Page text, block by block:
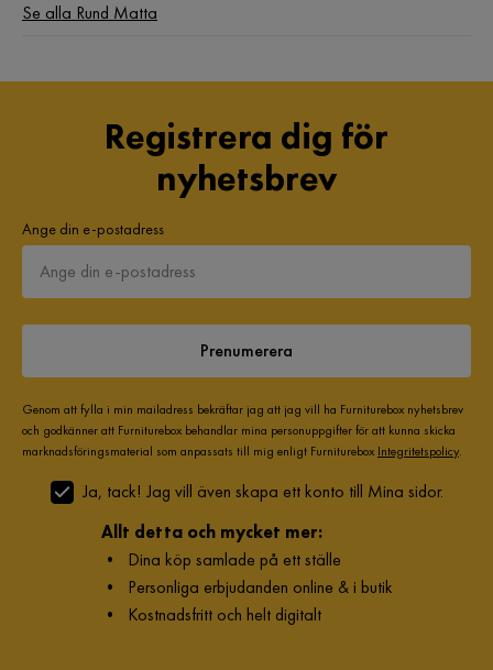
Se alla Rund Matta
Registrera dig för
nyhetsbrev
Ange din e-postadress
Prenumerera
Genom att fylla i min mailadress bekräftar jag att jag vill ha Furniturebox nyhetsbrev
och godkänner att Furniturebox behandlar mina personuppgifter för att kunna skicka
marknadsföringsmaterial som anpassats till mig enligt Furniturebox Integritetspolicy.
Ja, tack! Jag vill även skapa ett konto till Mina sidor.
Allt detta och mycket mer:
• Dina köp samlade på ett ställe
• Personliga erbjudanden online & i butik
• Kostnadsfritt och helt digitalt